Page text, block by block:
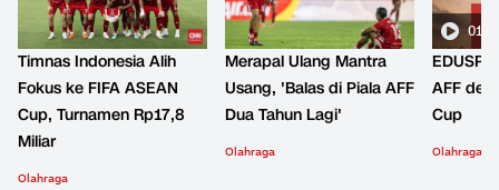
Timnas Indonesia Alih
Fokus ke FIFA ASEAN
Cup, Turnamen Rp17,8
Miliar
Olahraga
Merapal Ulang Mantra
Usang, 'Balas di Piala AFF
Dua Tahun Lagi'
Olahraga
AFF
Cup
Olahraga